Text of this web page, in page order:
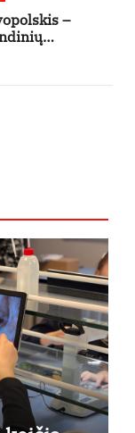
–
šalių filme
kino
rugpjūčio 7-